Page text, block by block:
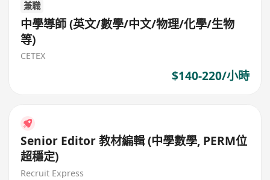
兼職
中學導師 (英文/數學/中文/物理/化學/生物
等)
CETEX
$140-220/小時
Senior Editor 教材編輯 (中學數學, PERM位
超穩定)
Recruit Express